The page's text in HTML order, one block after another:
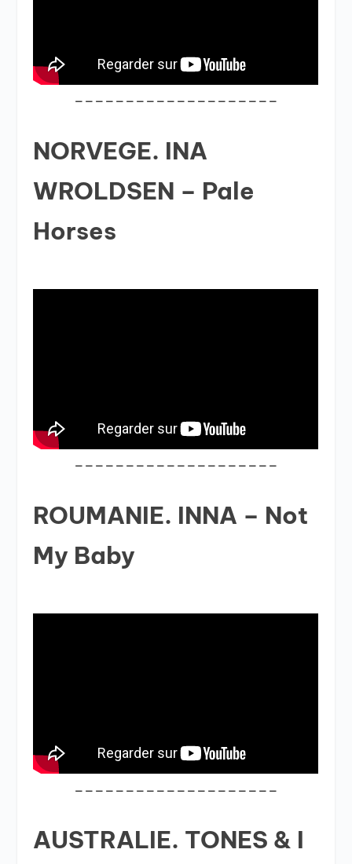
____________________
NORVEGE. INA
WROLDSEN – Pale
Horses
____________________
ROUMANIE. INNA – Not
My Baby
____________________
AUSTRALIE. TONES & I